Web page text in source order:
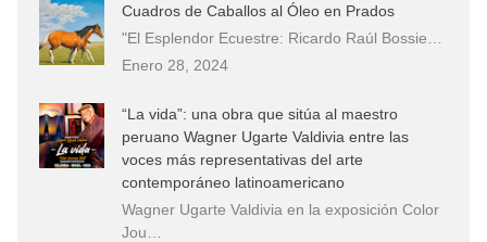
Cuadros de Caballos al Óleo en Prados
"El Esplendor Ecuestre: Ricardo Raúl Bossie…
Enero 28, 2024
“La vida”: una obra que sitúa al maestro
peruano Wagner Ugarte Valdivia entre las
voces más representativas del arte
contemporáneo latinoamericano
Wagner Ugarte Valdivia en la exposición Color
Jou…